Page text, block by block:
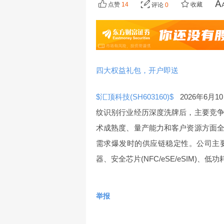
点赞 14 评论 0 收藏
四大权益礼包，开户即送
$汇顶科技(SH603160)$
2026年6月
纹识别行业经历深度洗牌后，主要竞
术成熟度、量产能力和客户资源方面
需求爆发时的供应链稳定性。公司
器、安全芯片(NFC/eSE/eSIM)、低功
举报